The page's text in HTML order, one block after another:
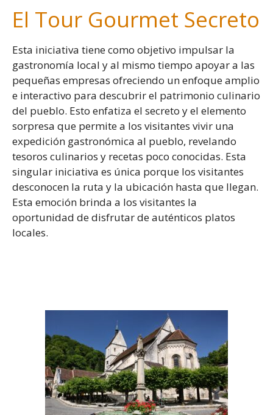
El Tour Gourmet Secreto
Esta iniciativa tiene como objetivo impulsar la
gastronomía local y al mismo tiempo apoyar a las
pequeñas empresas ofreciendo un enfoque amplio
e interactivo para descubrir el patrimonio culinario
del pueblo. Esto enfatiza el secreto y el elemento
sorpresa que permite a los visitantes vivir una
expedición gastronómica al pueblo, revelando
tesoros culinarios y recetas poco conocidas. Esta
singular iniciativa es única porque los visitantes
desconocen la ruta y la ubicación hasta que llegan.
Esta emoción brinda a los visitantes la
oportunidad de disfrutar de auténticos platos
locales.